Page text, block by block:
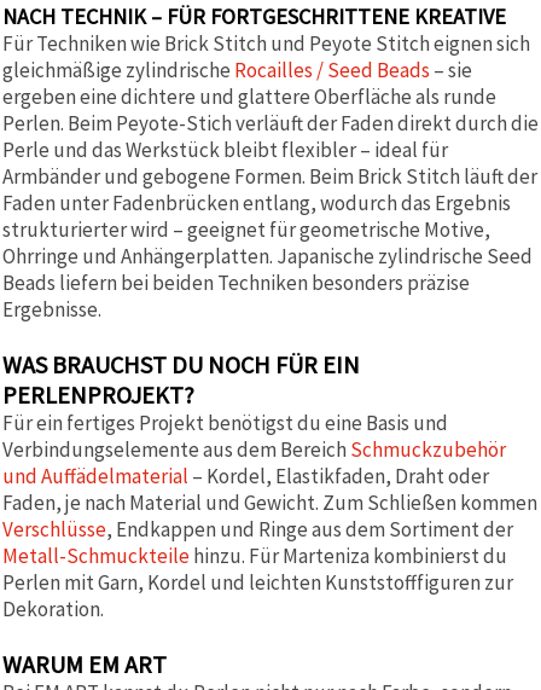
NACH TECHNIK – FÜR FORTGESCHRITTENE KREATIVE
Für Techniken wie Brick Stitch und Peyote Stitch eignen sich
gleichmäßige zylindrische Rocailles / Seed Beads – sie
ergeben eine dichtere und glattere Oberfläche als runde
Perlen. Beim Peyote-Stich verläuft der Faden direkt durch die
Perle und das Werkstück bleibt flexibler – ideal für
Armbänder und gebogene Formen. Beim Brick Stitch läuft der
Faden unter Fadenbrücken entlang, wodurch das Ergebnis
strukturierter wird – geeignet für geometrische Motive,
Ohrringe und Anhängerplatten. Japanische zylindrische Seed
Beads liefern bei beiden Techniken besonders präzise
Ergebnisse.
WAS BRAUCHST DU NOCH FÜR EIN
PERLENPROJEKT?
Für ein fertiges Projekt benötigst du eine Basis und
Verbindungselemente aus dem Bereich Schmuckzubehör
und Auffädelmaterial – Kordel, Elastikfaden, Draht oder
Faden, je nach Material und Gewicht. Zum Schließen kommen
Verschlüsse, Endkappen und Ringe aus dem Sortiment der
Metall-Schmuckteilehinzu. Für Marteniza kombinierst du
Perlen mit Garn, Kordel und leichten Kunststofffiguren zur
Dekoration.
WARUM EM ART